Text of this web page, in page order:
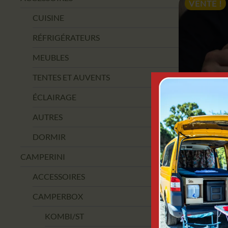
CUISINE
RÉFRIGÉRATEURS
MEUBLES
TENTES ET AUVENTS
ÉCLAIRAGE
AUTRES
DORMIR
CAMPERINI
ACCESSOIRES
CAMPERBOX
KOMBI/ST
VENTE !